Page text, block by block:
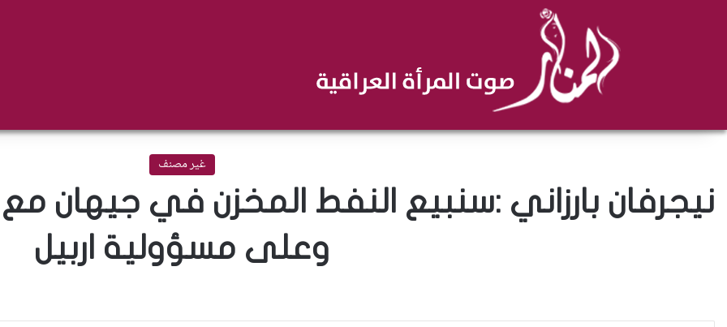
غير مصنف
نيجرفان بارزاني :سنبيع النفط المخزن في جيهان
وعلى مسؤولية اربيل